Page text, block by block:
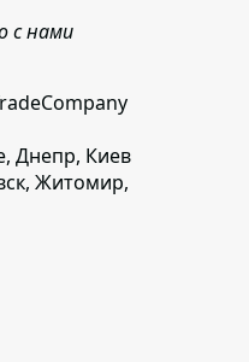
с нами
Днепр, Киев
Житомир,